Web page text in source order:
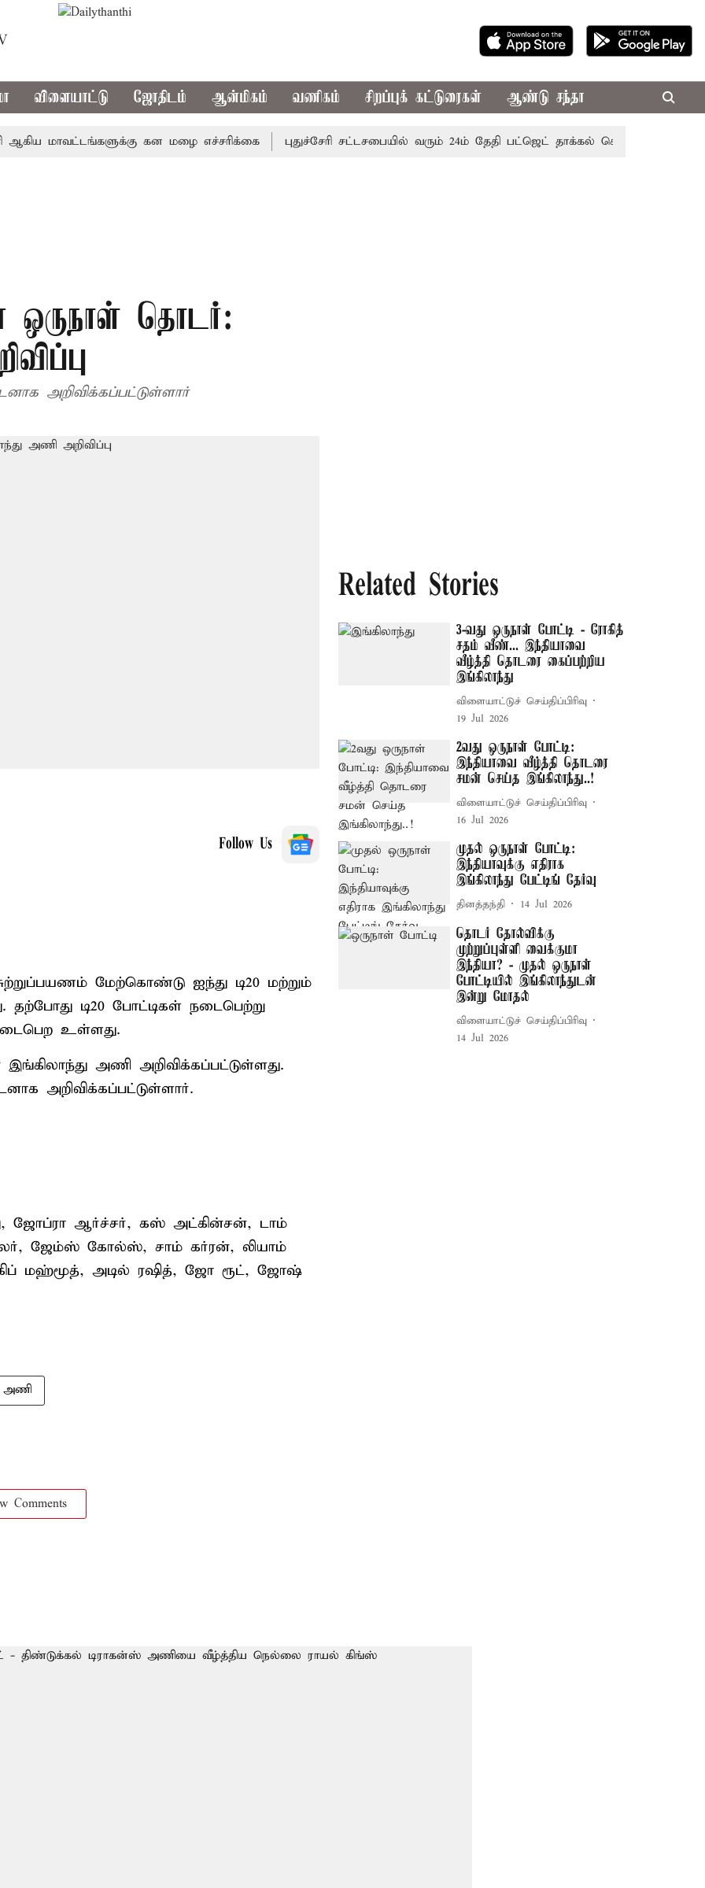
விளையாட்டு ஜோதிடம் ஆன்மிகம் வணிகம் சிறப்புக் கட்டுரைகள் ஆண்டு சந்தா
மாவட்டங்களுக்கு கன மழை எச்சரிக்கை புதுச்சேரி சட்டசபையில் வரும் 24ம் தேதி பட்ஜெட் தாக்கல் செய்கிறார் முதல்-
ஒருநாள் தொடர்:
அறிவிக்கப்பட்டுள்ளார்
Follow Us
மேற்கொண்டு ஐந்து டி20 மற்றும்
தற்போது டி20 போட்டிகள் நடைபெற்று
உள்ளது.
அணி அறிவிக்கப்பட்டுள்ளது.
அறிவிக்கப்பட்டுள்ளார்.
ஜோப்ரா ஆர்ச்சர், கஸ் அட்கின்சன், டாம்
ஜேம்ஸ் கோல்ஸ், சாம் கர்ரன், லியாம்
மஹ்மூத், அடில் ரஷித், ஜோ ரூட், ஜோஷ்
அணி
Comments
Related Stories
3-வது ஒருநாள் போட்டி - ரோகித்
சதம் வீண்... இந்தியாவை
வீழ்த்தி தொடரை கைப்பற்றிய
இங்கிலாந்து
விளையாட்டுச் செய்திப்பிரிவு
19 Jul 2026
2வது ஒருநாள் போட்டி:
இந்தியாவை வீழ்த்தி தொடரை
சமன் செய்த இங்கிலாந்து..!
விளையாட்டுச் செய்திப்பிரிவு
16 Jul 2026
முதல் ஒருநாள் போட்டி:
இந்தியாவுக்கு எதிராக
இங்கிலாந்து பேட்டிங் தேர்வு
தினத்தந்தி 14 Jul 2026
தொடர் தோல்விக்கு
முற்றுப்புள்ளி வைக்குமா
இந்தியா? - முதல் ஒருநாள்
போட்டியில் இங்கிலாந்துடன்
இன்று மோதல்
விளையாட்டுச் செய்திப்பிரிவு
14 Jul 2026